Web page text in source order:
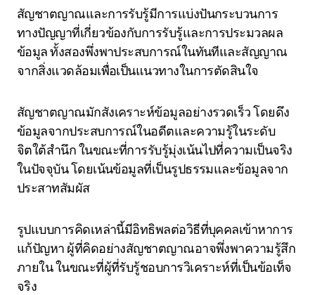
สัญชาตญาณและการรับรู้มีการแบ่งปันกระบวนการ
ทางปัญญาที่เกี่ยวข้องกับการรับรู้และการประมวลผล
ข้อมูล ทั้งสองพึ่งพาประสบการณ์ในทันทีและสัญญาณ
จากสิ่งแวดล้อมเพื่อเป็นแนวทางในการตัดสินใจ
สัญชาตญาณมักสังเคราะห์ข้อมูลอย่างรวดเร็ว โดยดึง
ข้อมูลจากประสบการณ์ในอดีตและความรู้ในระดับ
จิตใต้สำนึก ในขณะที่การรับรู้มุ่งเน้นไปที่ความเป็นจริง
ในปัจจุบัน โดยเน้นข้อมูลที่เป็นรูปธรรมและข้อมูลจาก
ประสาทสัมผัส
รูปแบบการคิดเหล่านี้มีอิทธิพลต่อวิธีที่บุคคลเข้าหาการ
แก้ปัญหา ผู้ที่คิดอย่างสัญชาตญาณอาจพึ่งพาความรู้สึก
ภายใน ในขณะที่ผู้ที่รับรู้ชอบการวิเคราะห์ที่เป็นข้อเท็จ
จริง